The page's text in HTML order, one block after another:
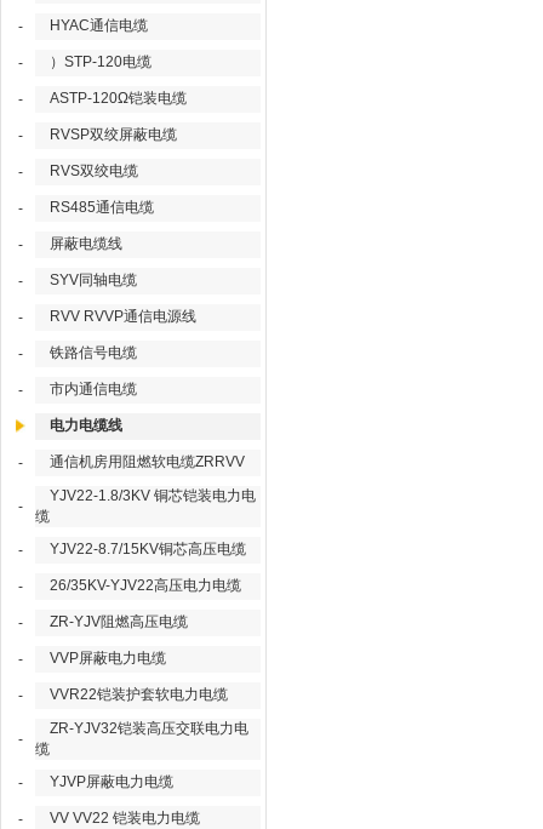
- HYAC通信电缆
- ）STP-120电缆
- ASTP-120Ω铠装电缆
- RVSP双绞屏蔽电缆
- RVS双绞电缆
- RS485通信电缆
- 屏蔽电缆线
- SYV同轴电缆
- RVV RVVP通信电源线
- 铁路信号电缆
- 市内通信电缆
电力电缆线
- 通信机房用阻燃软电缆ZRRVV
-
YJV22-1.8/3KV 铜芯铠装电力电
缆
-
YJV22-8.7/15KV铜芯高压电缆
- 26/35KV-YJV22高压电力电缆
- ZR-YJV阻燃高压电缆
- VVP屏蔽电力电缆
- VVR22铠装护套软电力电缆
-
ZR-YJV32铠装高压交联电力电
缆
-
YJVP屏蔽电力电缆
- VV VV22 铠装电力电缆